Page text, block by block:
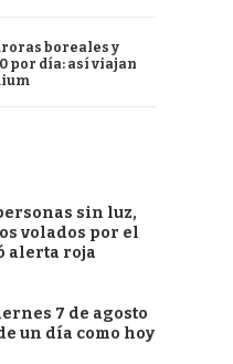
boreales y
por día: así viajan
sin luz,
volados por el
alerta roja
7 de agosto
un día como hoy